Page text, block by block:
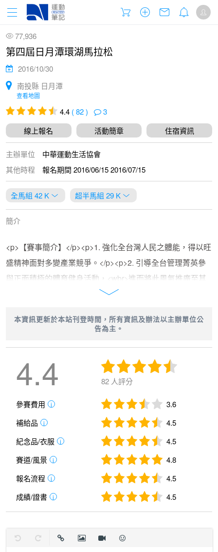
77,936
第四屆日月潭環湖馬拉松
2016/10/30
南投縣 日月潭
查看地圖
4.4 ( 82 )
3
線上報名
活動簡章 住宿資訊
主辦單位
中華運動生活協會
其他時程
報名期間 2016/06/15 2016/07/15
全馬組 42 K 超半馬組 29 K
簡介
<p>【賽事簡介】</p><p>1. 強化全台灣人民之體能，得以旺
盛精神面對多變產業競爭。</p><p>2. 引導全台管理菁英參
與正面積極的體育健身活動，<wbr>進而將此風氣推廣至其
所屬家庭、 企業、社區。</p><p>3. 略盡社會責任，發揮人
群。本活動並將結合跑步作公益，<wbr>「報名參賽選手每
方觀光，増加地方繁榮與收入。</p><p>5. 2012-2015 公益
捐款為98萬。</p><p><br></p><p>【賽事路線】</p><p>42
公里全程馬拉松路線：</p><p>向山遊客中心-&rarr;水社
&rarr;環湖公路（台21甲）&rarr;文武廟&rarr;水蛙頭&rarr;纜
車站&rarr;德化社（伊達邵） &rarr;玄奘寺&rarr;玄光寺&rarr;
頭社&rarr;武登村&rarr;台21近75.5K 處折返&rarr;武登村
&rarr;頭社 &nbsp;&rarr;向山遊客中心</p><p>2014全馬
42K</p><p><br></p><p>29公里超半馬挑戰組路線：</p>
<p>向山遊客中心&rarr;水社&rarr;環湖公路（台21甲）&rarr;
文武廟&rarr;水蛙頭&rarr;纜車站&rarr;德化社（伊達邵）
&rarr;玄奘寺&rarr;玄光寺&rarr;頭社&rarr;向山遊客中心</p>
<p><br></p><p><a
本資訊更新於本站刊登時間，所有資訊及辦法以主辦單位公
告為主。
4.4 82 人評分
參賽費用 i
3.6
補給品
i
4.5
紀念品/衣服
i
4.5
賽道/風景
i
4.8
報名流程
i
4.5
成績/證書
i 4.5